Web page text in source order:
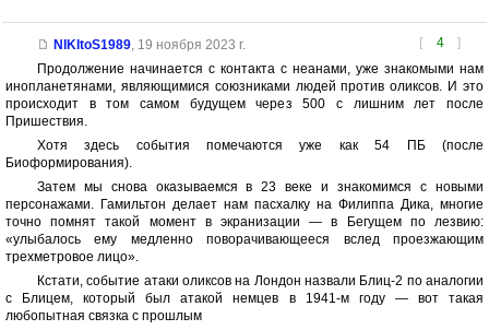
[ 4 ]
NIKItoS1989, 19 ноября 2023 г.
Продолжение начинается с контакта с неанами, уже знакомыми нам
инопланетянами, являющимися союзниками людей против оликсов. И это
происходит в том самом будущем через 500 с лишним лет после
Пришествия.
Хотя здесь события помечаются уже как 54 ПБ (после
Биоформирования).
Затем мы снова оказываемся в 23 веке и знакомимся с новыми
персонажами. Гамильтон делает нам пасхалку на Филиппа Дика, многие
точно помнят такой момент в экранизации — в Бегущем по лезвию:
«улыбалось ему медленно поворачивающееся вслед проезжающим
трехметровое лицо».
Кстати, событие атаки оликсов на Лондон назвали Блиц-2 по аналогии
с Блицем, который был атакой немцев в 1941-м году — вот такая
любопытная связка с прошлым